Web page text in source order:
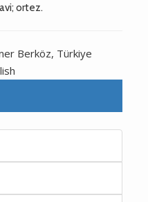
ortez.
Berköz, Türkiye